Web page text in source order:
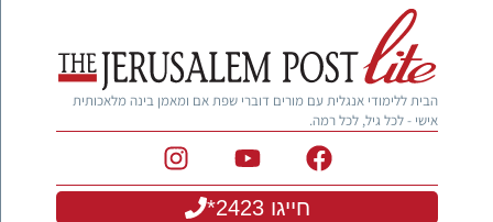
הבית ללימודי אנגלית עם מורים דוברי שפת אם ומאמן בינה מלאכותית
אישי - לכל גיל, לכל רמה.
חייגו 2423*